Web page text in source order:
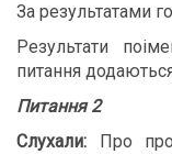
За результатами
Результати
питання
Питання 2
Слухали: Про